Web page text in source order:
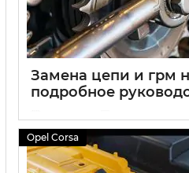
Замена цепи и грм
подробное
Opel Corsa